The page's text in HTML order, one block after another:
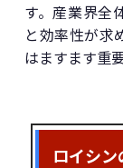
す。産業界全
と効率性が求
はますます重
ロイシ